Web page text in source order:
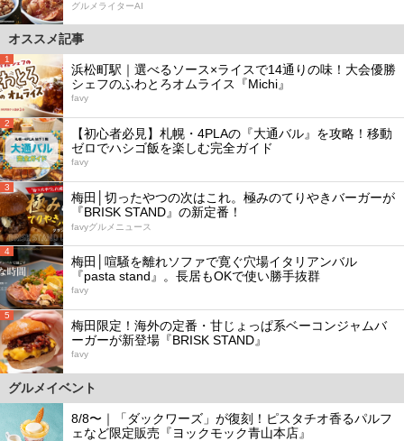
グルメライターAI
オススメ記事
1
浜松町駅｜選べるソース×ライスで14通りの味！大会優勝
シェフのふわとろオムライス『Michi』
favy
2
【初心者必見】札幌・4PLAの『大通バル』を攻略！移動
ゼロでハシゴ飯を楽しむ完全ガイド
favy
3
梅田│切ったやつの次はこれ。極みのてりやきバーガーが
『BRISK STAND』の新定番！
favyグルメニュース
4
梅田│喧騒を離れソファで寛ぐ穴場イタリアンバル
『pasta stand』。長居もOKで使い勝手抜群
favy
5
梅田限定！海外の定番・甘じょっぱ系ベーコンジャムバ
ーガーが新登場『BRISK STAND』
favy
グルメイベント
8/8〜｜「ダックワーズ」が復刻！ピスタチオ香るパルフ
ェなど限定販売『ヨックモック青山本店』